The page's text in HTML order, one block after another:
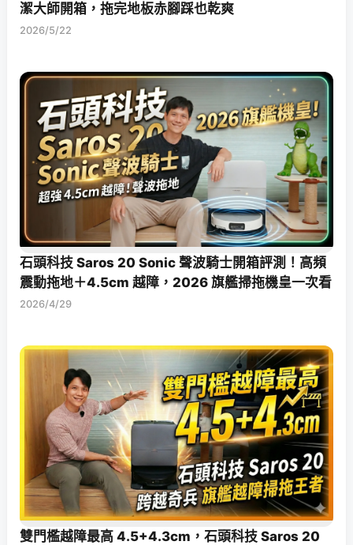
潔大師開箱，拖完地板赤腳踩也乾爽
2026/5/22
石頭科技 Saros 20 Sonic 聲波騎士開箱評測！高頻
震動拖地＋4.5cm 越障，2026 旗艦掃拖機皇一次看
2026/4/29
雙門檻越障最高 4.5+4.3cm，石頭科技 Saros 20